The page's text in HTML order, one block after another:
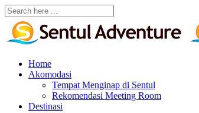
Home
Akomodasi
Tempat Menginap di Sentul
Rekomendasi Meeting Room
Destinasi